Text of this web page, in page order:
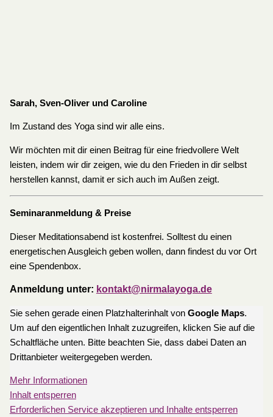
Sarah, Sven-Oliver und Caroline
Im Zustand des Yoga sind wir alle eins.
Wir möchten mit dir einen Beitrag für eine friedvollere Welt
leisten, indem wir dir zeigen, wie du den Frieden in dir selbst
herstellen kannst, damit er sich auch im Außen zeigt.
Seminaranmeldung & Preise
Dieser Meditationsabend ist kostenfrei. Solltest du einen
energetischen Ausgleich geben wollen, dann findest du vor Ort
eine Spendenbox.
Anmeldung unter: kontakt@nirmalayoga.de
Sie sehen gerade einen Platzhalterinhalt von Google Maps.
Um auf den eigentlichen Inhalt zuzugreifen, klicken Sie auf die
Schaltfläche unten. Bitte beachten Sie, dass dabei Daten an
Drittanbieter weitergegeben werden.
Mehr Informationen
Inhalt entsperren
Erforderlichen Service akzeptieren und Inhalte entsperren